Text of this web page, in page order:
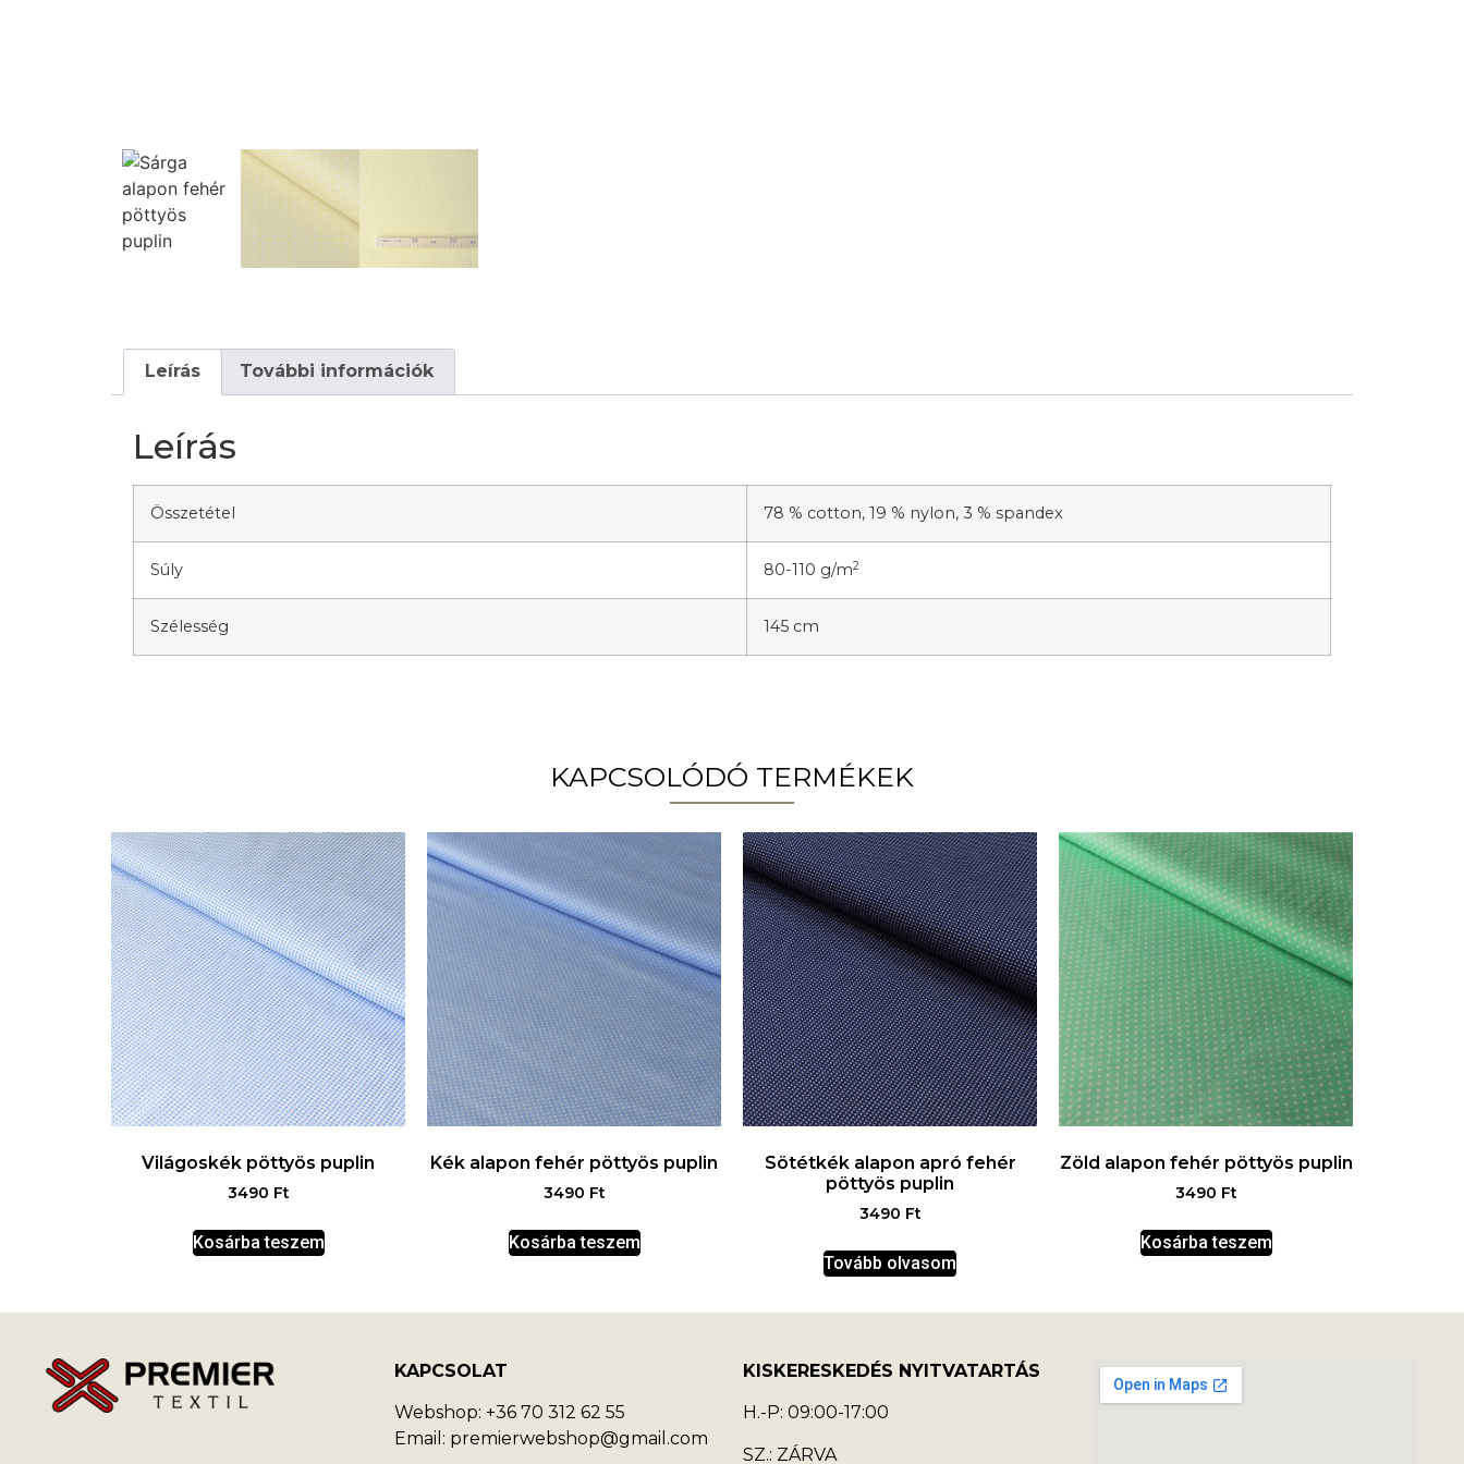
Leírás További információk
Leírás
Összetétel 78 % cotton, 19 % nylon, 3 % spandex
Súly 80-110 g/m2
Szélesség 145 cm
KAPCSOLÓDÓ TERMÉKEK
Világoskék pöttyös puplin
3490 Ft
Kosárba teszem
Kék alapon fehér pöttyös puplin
3490 Ft
Kosárba teszem
Sötétkék alapon apró fehér
pöttyös puplin
3490 Ft
Tovább olvasom
Zöld alapon fehér pöttyös puplin
3490 Ft
Kosárba teszem
KAPCSOLAT
Webshop: +36 70 312 62 55
Email: premierwebshop@gmail.com
KISKERESKEDÉS NYITVATARTÁS
H.-P: 09:00-17:00
SZ.: ZÁRVA